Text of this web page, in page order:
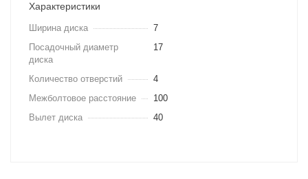
Характеристики
Ширина диска
7
Посадочный диаметр
диска
17
Количество отверстий
4
Межболтовое расстояние
100
Вылет диска
40